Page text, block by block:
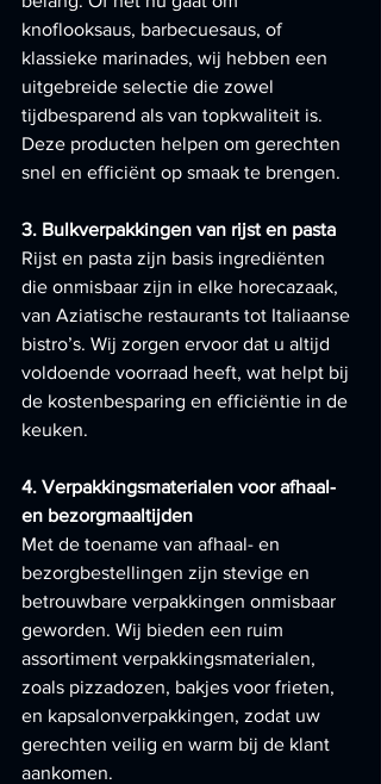
knoflooksaus, barbecuesaus, of
klassieke marinades, wij hebben een
uitgebreide selectie die zowel
tijdbesparend als van topkwaliteit is.
Deze producten helpen om gerechten
snel en efficiënt op smaak te brengen.
3. Bulkverpakkingen van rijst en pasta
Rijst en pasta zijn basis ingrediënten
die onmisbaar zijn in elke horecazaak,
van Aziatische restaurants tot Italiaanse
bistro’s. Wij zorgen ervoor dat u altijd
voldoende voorraad heeft, wat helpt bij
de kostenbesparing en efficiëntie in de
keuken.
4. Verpakkingsmaterialen voor afhaal-
en bezorgmaaltijden
Met de toename van afhaal- en
bezorgbestellingen zijn stevige en
betrouwbare verpakkingen onmisbaar
geworden. Wij bieden een ruim
assortiment verpakkingsmaterialen,
zoals pizzadozen, bakjes voor frieten,
en kapsalonverpakkingen, zodat uw
gerechten veilig en warm bij de klant
aankomen.